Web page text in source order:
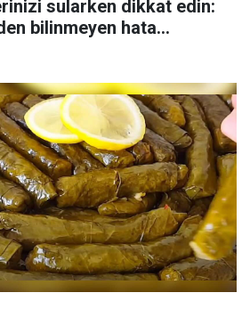
sularken dikkat edin:
bilinmeyen hata...